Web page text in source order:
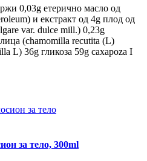
0,03g етерично масло од
и екстракт од 4g плод од
var. dulce mill.) 0,23g
(chamomilla recutita (L)
L) 36g гликоза 59g caxapoza I
за тело, 300ml